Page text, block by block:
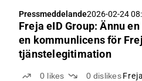
Pressmeddelande2026-02-24
Freja eID Group: Ännu
en kommunlicens för
tjänstelegitimation
0 likes 0 dislikes